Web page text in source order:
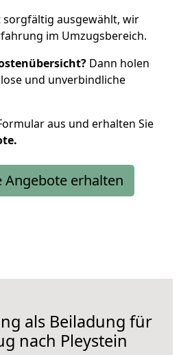
sorgfältig ausgewählt, wir
im Umzugsbereich.
Dann holen
und unverbindliche
aus und erhalten Sie
Angebote erhalten
als Beiladung für
nach Pleystein